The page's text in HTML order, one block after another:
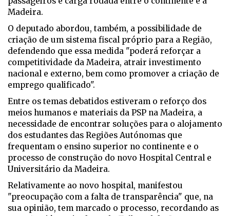
Madeira.
O deputado abordou, também, a possibilidade de
criação de um sistema fiscal próprio para a Região,
defendendo que essa medida "poderá reforçar a
competitividade da Madeira, atrair investimento
nacional e externo, bem como promover a criação de
emprego qualificado".
Entre os temas debatidos estiveram o reforço dos
meios humanos e materiais da PSP na Madeira, a
necessidade de encontrar soluções para o alojamento
dos estudantes das Regiões Autónomas que
frequentam o ensino superior no continente e o
processo de construção do novo Hospital Central e
Universitário da Madeira.
Relativamente ao novo hospital, manifestou
"preocupação com a falta de transparência" que, na
sua opinião, tem marcado o processo, recordando as